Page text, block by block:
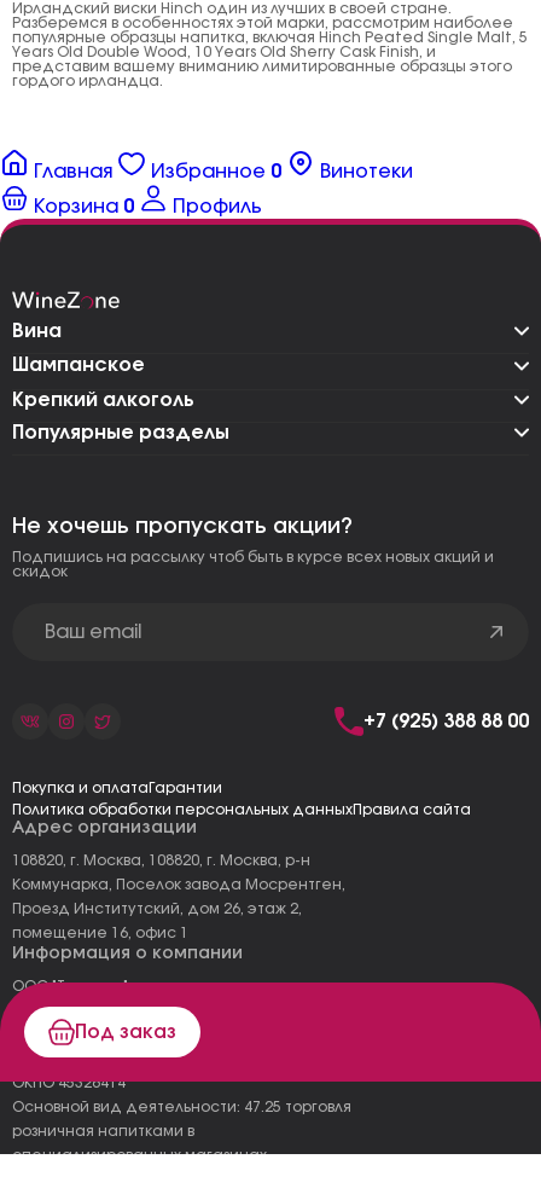
Под заказ
Ирландский виски Hinch один из лучших в своей стране.
Разберемся в особенностях этой марки, рассмотрим наиболее
популярные образцы напитка, включая Hinch Peated Single Malt, 5
Years Old Double Wood, 10 Years Old Sherry Cask Finish, и
представим вашему вниманию лимитированные образцы этого
гордого ирландца.
Главная Избранное 0
Винотеки
Корзина 0 Профиль
Вина
Шампанское
Крепкий алкоголь
Популярные разделы
Адрес организации
108820, г. Москва, 108820, г. Москва, р-н
Коммунарка, Поселок завода Мосрентген,
Проезд Институтский, дом 26, этаж 2,
помещение 16, офис 1
Информация о компании
ООО "Тоскана"
ИНН: 7727177973
КПП: 775101001
ОГРН 1157746478120
ОКПО 45326414
Основной вид деятельности: 47.25 торговля
розничная напитками в
специализированных магазинах
Не хочешь пропускать акции?
Подпишись на рассылку чтоб быть в курсе всех новых акций и
скидок
+7 (925) 388 88 00
Покупка и оплата Гарантии
Политика обработки персональных данныхПравила сайта